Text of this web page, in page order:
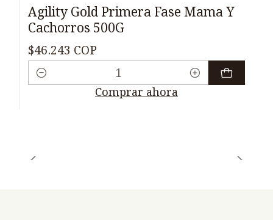
Agility Gold Primera Fase Mama Y
Cachorros 500G
$46.243 COP
Cantidad
Comprar ahora